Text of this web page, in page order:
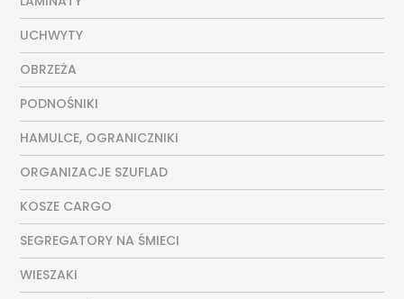
UCHWYTY
OBRZEŻA
PODNOŚNIKI
HAMULCE, OGRANICZNIKI
ORGANIZACJE SZUFLAD
KOSZE CARGO
SEGREGATORY NA ŚMIECI
WIESZAKI